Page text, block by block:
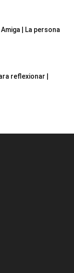
| La persona
reflexionar |